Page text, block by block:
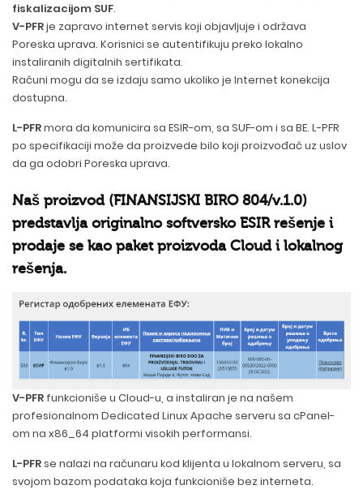
fiskalizacijom SUF.
V-PFRje zapravo internet servis koji objavljuje i održava
Poreska uprava. Korisnici se autentifikuju preko lokalno
instaliranih digitalnih sertifikata.
Računi mogu da se izdaju samo ukoliko je Internet konekcija
dostupna.
L-PFRmora da komunicira sa ESIR-om, sa SUF-om i sa BE. L-PFR
po specifikaciji može da proizvede bilo koji proizvođač uz uslov
da ga odobri Poreska uprava.
Naš proizvod (FINANSIJSKI BIRO 804/v.1.0)
predstavlja originalno softversko ESIR rešenje i
prodaje se kao paket proizvoda Cloud i lokalnog
rešenja.
V-PFR funkcioniše u Cloud-u, a instaliran je na našem
profesionalnom Dedicated Linux Apache serveru sa cPanel-
om na x86_64 platformi visokih performansi.
L-PFR se nalazi na računaru kod klijenta u lokalnom serveru, sa
svojom bazom podataka koja funkcioniše bez interneta.